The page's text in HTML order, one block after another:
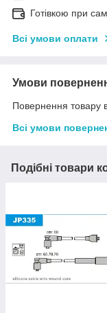
Готівкою при
Всі умови оплати
Умови
Повернення товару
Всі умови
Подібні товари